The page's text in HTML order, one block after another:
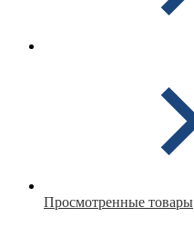
Просмотренные товары